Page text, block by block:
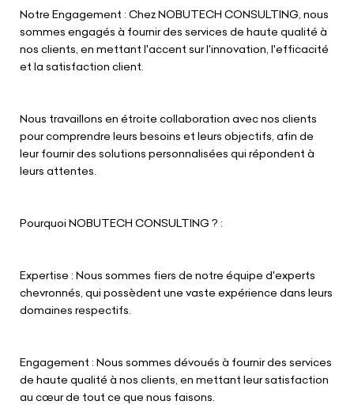
Notre Engagement : Chez NOBUTECH CONSULTING, nous
sommes engagés à fournir des services de haute qualité à
nos clients, en mettant l'accent sur l'innovation, l'efficacité
et la satisfaction client.
Nous travaillons en étroite collaboration avec nos clients
pour comprendre leurs besoins et leurs objectifs, afin de
leur fournir des solutions personnalisées qui répondent à
leurs attentes.
Pourquoi NOBUTECH CONSULTING ? :
Expertise : Nous sommes fiers de notre équipe d'experts
chevronnés, qui possèdent une vaste expérience dans leurs
domaines respectifs.
Engagement : Nous sommes dévoués à fournir des services
de haute qualité à nos clients, en mettant leur satisfaction
au cœur de tout ce que nous faisons.